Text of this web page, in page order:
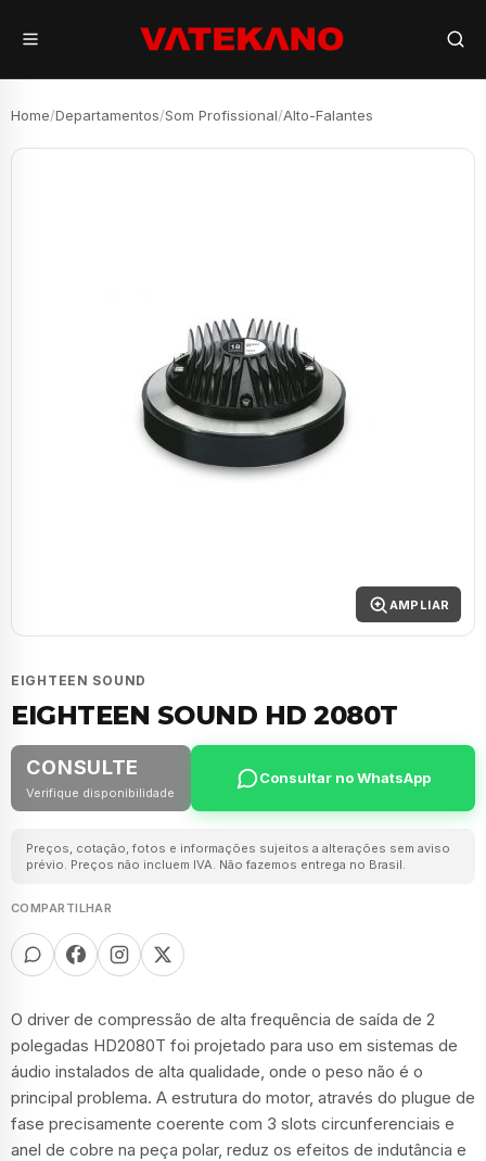
Home/Departamentos/Som Profissional/Alto-Falantes
AMPLIAR
EIGHTEEN SOUND
EIGHTEEN SOUND HD 2080T
CONSULTE
Verifique disponibilidade
Consultar no WhatsApp
Preços, cotação, fotos e informações sujeitos a alterações sem aviso
prévio. Preços não incluem IVA. Não fazemos entrega no Brasil.
COMPARTILHAR
O driver de compressão de alta frequência de saída de 2
polegadas HD2080T foi projetado para uso em sistemas de
áudio instalados de alta qualidade, onde o peso não é o
principal problema. A estrutura do motor, através do plugue de
fase precisamente coerente com 3 slots circunferenciais e
anel de cobre na peça polar, reduz os efeitos de indutância e